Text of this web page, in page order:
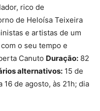
rico de
de Heloísa Teixeira
e artistas de um
o seu tempo e
Canuto Duração: 82
alternativos: 15 de
16 de agosto, às 21h; dia